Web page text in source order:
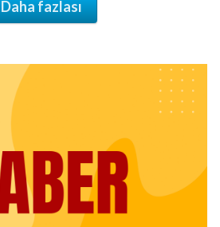
Daha fazlası